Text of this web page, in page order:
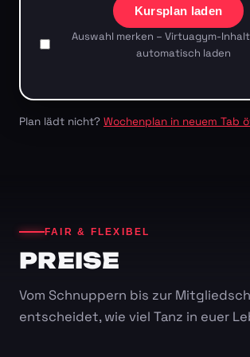
Kursplan laden
Auswahl merken – Virtuagym-
automatisch laden
Plan lädt nicht? Wochenplan in neuem Tab
FAIR & FLEXIBEL
PREISE
Vom Schnuppern bis zur
entscheidet, wie viel Tanz in euer